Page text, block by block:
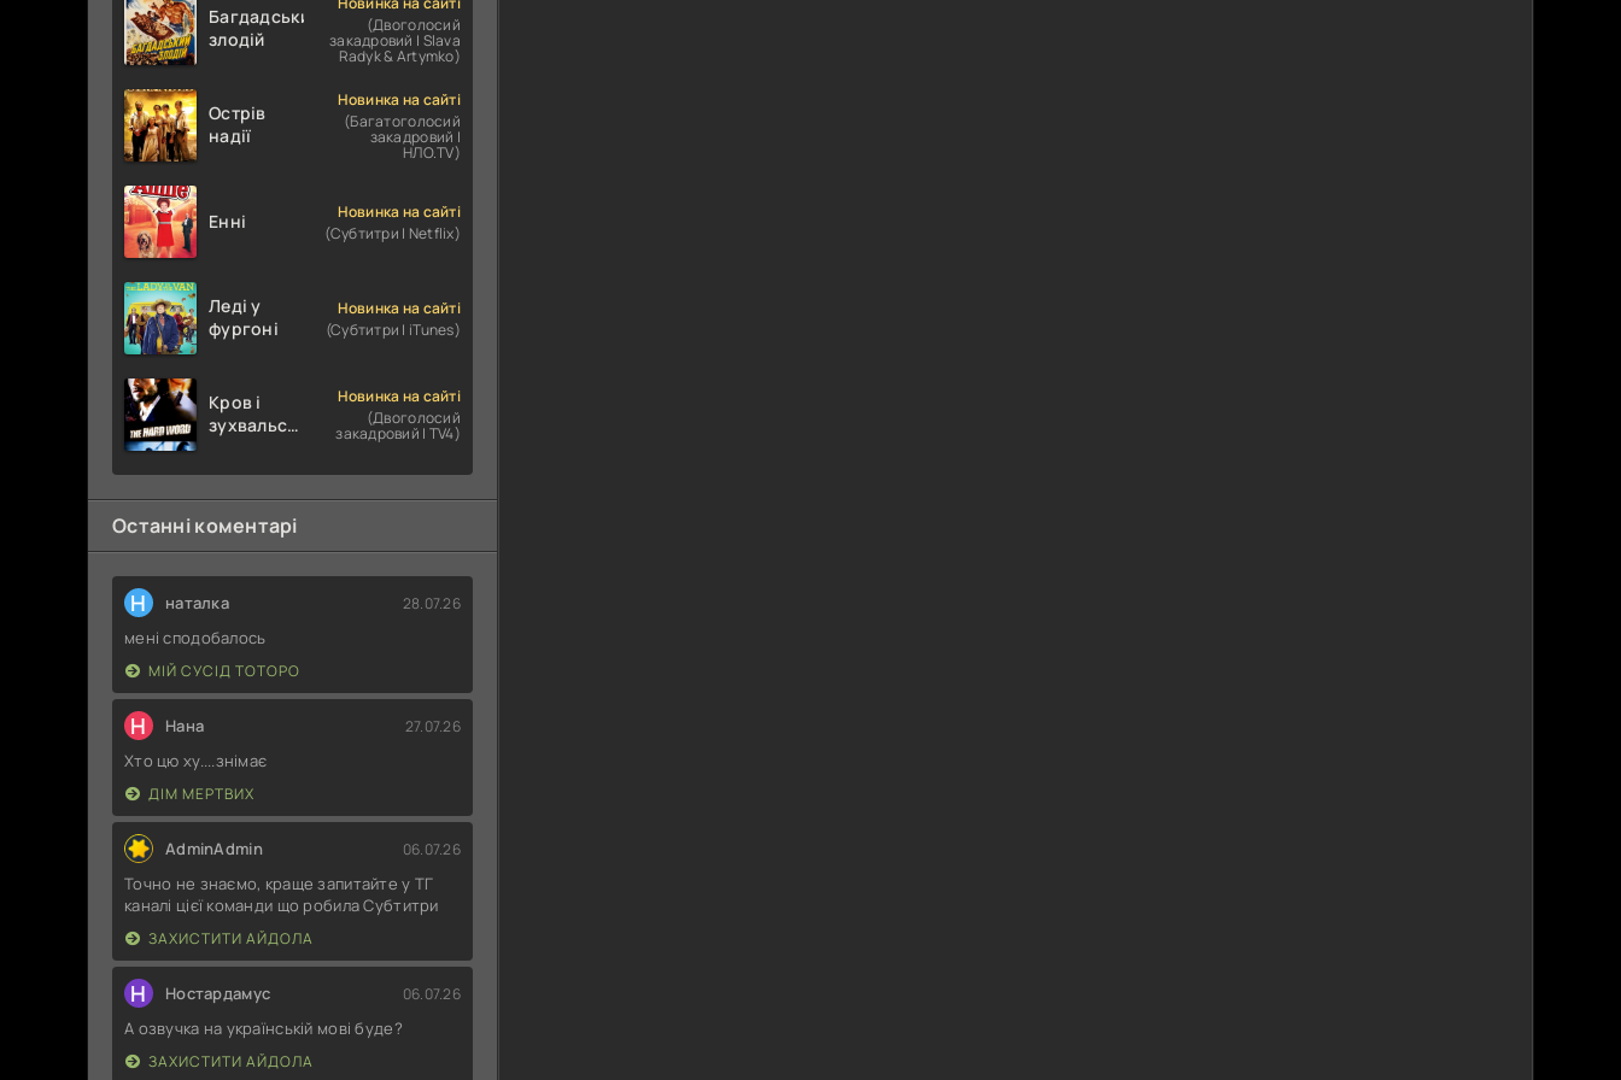
Багдадський
злодій
(Двоголосий
закадровий | Slava
Radyk & Artymko)
Острів
надії
Новинка на сайті
(Багатоголосий
закадровий |
НЛО.TV)
Енні
Новинка на сайті
(Субтитри | Netflix)
Леді у
фургоні
Новинка на сайті
(Субтитри | iTunes)
Кров і
зухвальство
пограбування
Новинка на сайті
(Двоголосий
закадровий | TV4)
Останні коментарі
Н наталка 28.07.26
мені сподобалось
МІЙ СУСІД ТОТОРО
Н Нана 27.07.26
Хто цю ху....знімає
ДІМ МЕРТВИХ
AdminAdmin 06.07.26
Точно не знаємо, краще запитайте у ТГ
каналі цієї команди що робила Субтитри
ЗАХИСТИТИ АЙДОЛА
Н Ностардамус 06.07.26
А озвучка на українській мові буде?
ЗАХИСТИТИ АЙДОЛА